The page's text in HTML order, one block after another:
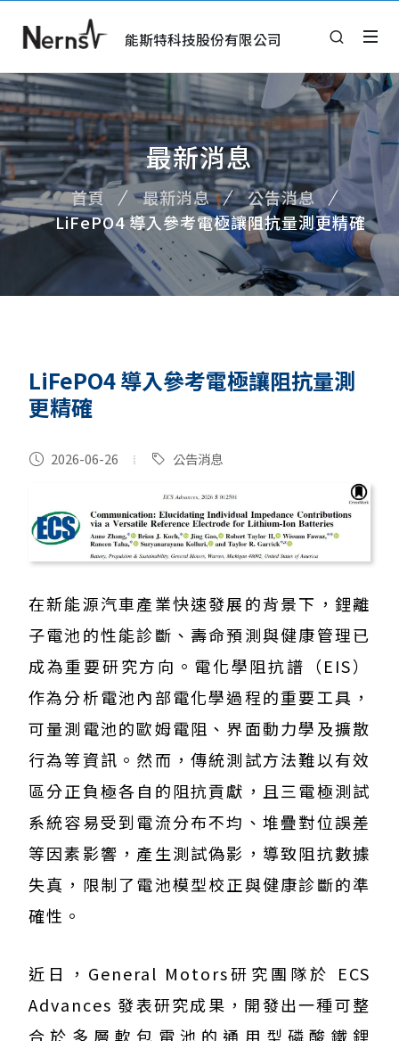
能斯特科技股份有限公司
最新消息
首頁 最新消息
公告消息
LiFePO4 導入參考電極讓阻抗量測更精確
LiFePO4 導入參考電極讓阻抗量測
更精確
2026-06-26 公告消息
在新能源汽車產業快速發展的背景下，鋰離
子電池的性能診斷、壽命預測與健康管理已
成為重要研究方向。電化學阻抗譜（EIS）
作為分析電池內部電化學過程的重要工具，
可量測電池的歐姆電阻、界面動力學及擴散
行為等資訊。然而，傳統測試方法難以有效
區分正負極各自的阻抗貢獻，且三電極測試
系統容易受到電流分布不均、堆疊對位誤差
等因素影響，產生測試偽影，導致阻抗數據
失真，限制了電池模型校正與健康診斷的準
確性。
近日，General Motors研究團隊於 ECS
Advances 發表研究成果，開發出一種可整
合於多層軟包電池的通用型磷酸鐵鋰